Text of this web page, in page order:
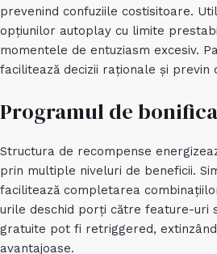
prevenind confuziile costisitoare.
opțiunilor autoplay cu limite
momentele de entuziasm excesiv.
facilitează decizii raționale și previn
Programul de
Structura de recompense
prin multiple niveluri de beneficii.
facilitează completarea
urile deschid porți către feature-uri
gratuite pot fi retriggered,
avantajoase.